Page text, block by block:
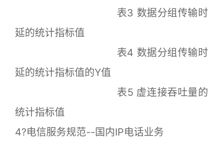
表3 数据分组传输时
延的统计指标值
表4 数据分组传输时
延的统计指标值的Y值
表5 虚连接吞吐量的
统计指标值
4?电信服务规范--国内IP电话业务